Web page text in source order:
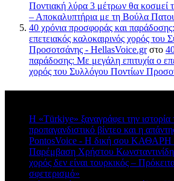
Ποντιακή λύρα 3 μέτρων θα κοσμεί
– Αποκαλυπτήρια με τη Βούλα
40 χρόνια προσφοράς και
επετειακός καλοκαιρινός χορός του
Προσοτσάνης - HellasVoice.grστο
παράδοσης: Με μεγάλη επιτυχία ο
χορός του Συλλόγου Ποντίων
Η «Türkiye» ξαναγράφει την
προπαγανδιστικό βίντεο και η
PontosVoice - H δική σου ΚΑΘΑΡΗ
Παρέμβαση Χρήστου
χορός δεν είναι τουρκικός –
σφετερισμό»